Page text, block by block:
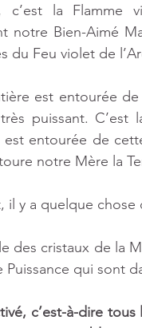
c’est la Flamme
notre Bien-Aimé
du Feu violet de
est entourée
puissant.
est entourée de
notre Mère la
il y a quelque chose
des cristaux de la
Puissance qui sont
c’est-à-dire